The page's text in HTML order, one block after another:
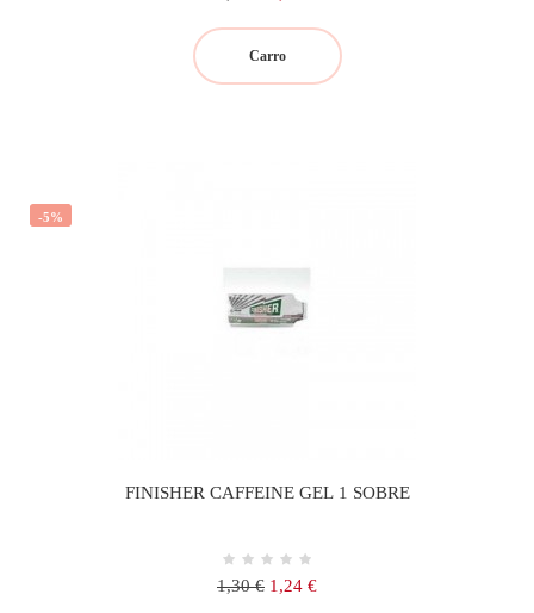
Carro
-5%
FINISHER CAFFEINE GEL 1 SOBRE
Precio
1,30 € Precio
1,24 €